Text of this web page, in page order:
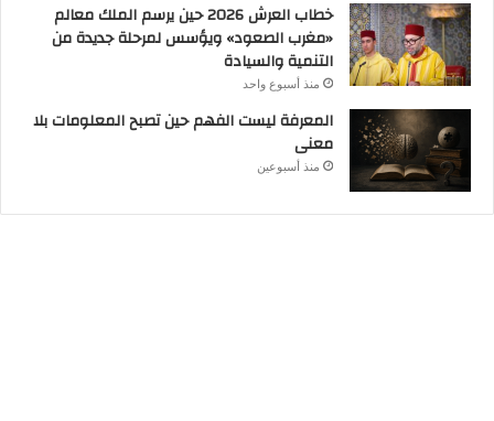
خطاب العرش 2026 حين يرسم الملك معالم
«مغرب الصعود» ويؤسس لمرحلة جديدة من
التنمية والسيادة
منذ أسبوع واحد
المعرفة ليست الفهم حين تصبح المعلومات بلا
معنى
منذ أسبوعين